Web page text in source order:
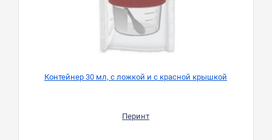
Контейнер 30 мл, с ложкой и с красной крышкой
Перинт